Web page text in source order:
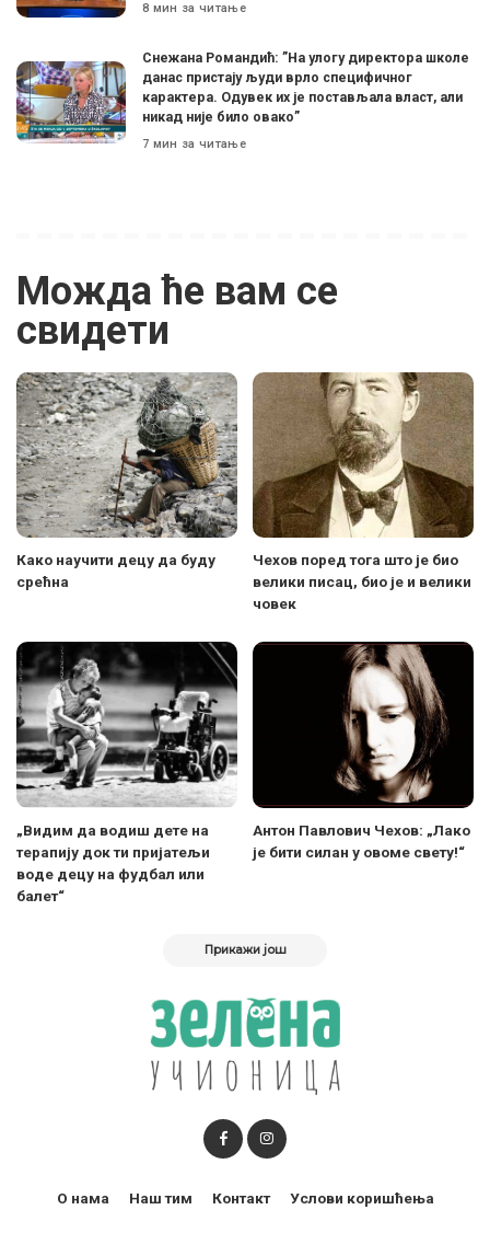
8 мин за читање
Снежана Романдић: ”На улогу директора школе
данас пристају људи врло специфичног
карактера. Одувек их је постављала власт, али
никад није било овако”
7 мин за читање
Можда ће вам се
свидети
Како научити децу да буду
срећна
Чехов поред тога што је био
велики писац, био је и велики
човек
„Видим да водиш дете на
терапију док ти пријатељи
воде децу на фудбал или
балет“
Антон Павлович Чехов: „Лако
је бити силан у овоме свету!“
Прикажи још
О нама Наш тим Контакт Услови коришћења